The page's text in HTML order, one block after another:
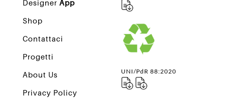
Designer App
Shop
Contattaci
Progetti
About Us
Privacy Policy
UNI/PdR 88:2020